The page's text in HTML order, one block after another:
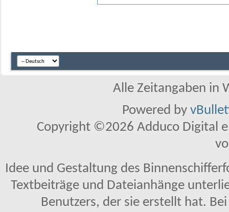
Alle Zeitangaben in
Powered by
Copyright ©2026 Adduco Digital
Idee und Gestaltung des
Textbeiträge und Dateianhänge
Benutzers, der sie erstellt hat.